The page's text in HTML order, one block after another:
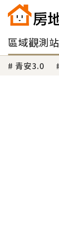
區域觀測站
青安3.0